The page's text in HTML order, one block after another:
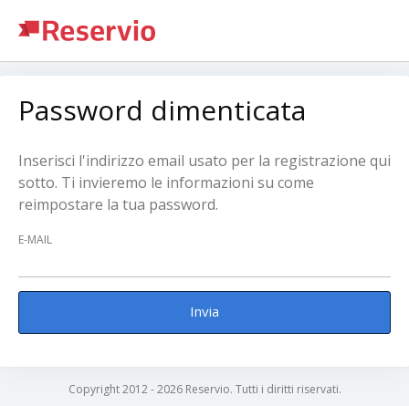
Password dimenticata
Inserisci l'indirizzo email usato per la registrazione qui
sotto. Ti invieremo le informazioni su come
reimpostare la tua password.
E-MAIL
Invia
Copyright 2012 - 2026 Reservio. Tutti i diritti riservati.